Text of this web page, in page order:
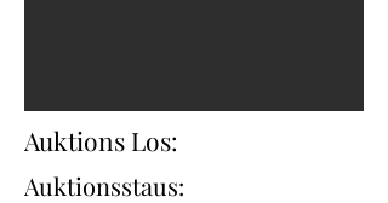
Auktions Los:
Auktionsstaus: